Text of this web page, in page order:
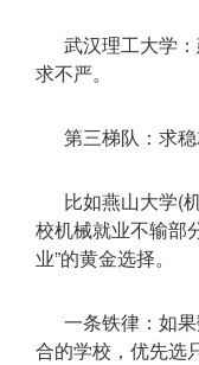
武汉理工大学
求不严。
第三梯队：求
比如燕山大学(
校机械就业不输部
业”的黄金选择。
一条铁律：如
合的学校，优先选